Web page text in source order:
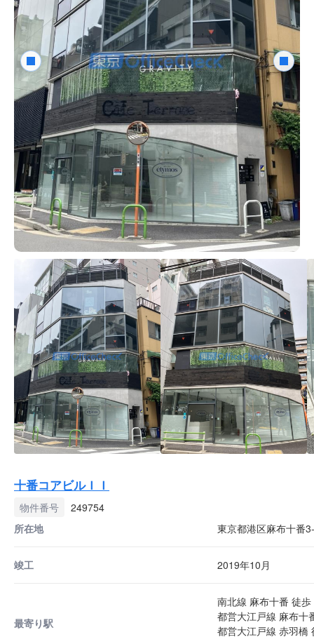
十番コアビルＩＩ
物件番号
249754
所在地
東京都港区麻布十番
竣工 2019年10月
最寄り駅
南北線 麻布十番 徒歩
都営大江戸線 麻布十
都営大江戸線 赤羽橋